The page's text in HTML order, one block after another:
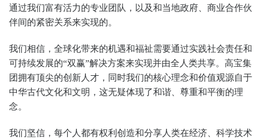
通过我们富有活力的专业团队，以及和当地政府、商业合作伙
伴间的紧密关系来实现的。
我们相信，全球化带来的机遇和福祉需要通过实践社会责任和
可持续发展的“双赢”解决方案来实现并由全人类共享。高宝集
团拥有顶尖的创新人才，同时我们的核心理念和价值观源自于
中华古代文化和文明，这无疑体现了和谐、尊重和平衡的理
念。
我们坚信，每个人都有权利创造和分享人类在经济、科学技术